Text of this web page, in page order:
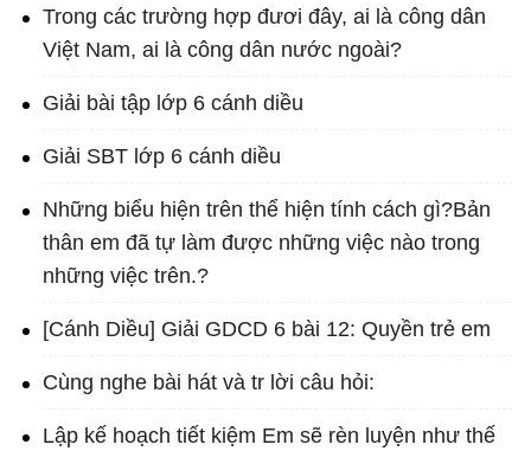
Trong các trường hợp đươi đây, ai là công dân
Việt Nam, ai là công dân nước ngoài?
Giải bài tập lớp 6 cánh diều
Giải SBT lớp 6 cánh diều
Những biểu hiện trên thể hiện tính cách gì?Bản
thân em đã tự làm được những việc nào trong
những việc trên.?
[Cánh Diều] Giải GDCD 6 bài 12: Quyền trẻ em
Cùng nghe bài hát và tr lời câu hỏi:
Lập kế hoạch tiết kiệm Em sẽ rèn luyện như thế